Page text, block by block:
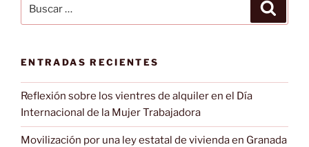
por:
ENTRADAS RECIENTES
Reflexión sobre los vientres de alquiler en el Día
Internacional de la Mujer Trabajadora
Movilización por una ley estatal de vivienda en Granada